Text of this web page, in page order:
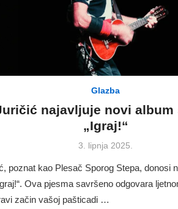
Glazba
najavljuje novi album
„Igraj!“
Posted
3. lipnja 2025.
poznat kao Plesač Sporog Stepa, donosi
Ova pjesma savršeno odgovara
začin vašoj pašticadi …